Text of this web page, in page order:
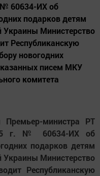
60634-ИХ об
подарков детям
Украины Министерство
Республиканскую
новогодних
писем МКУ
комитета
Премьер-министра РТ
г. № 60634-ИХ об
подарков детям
Украины Министерство
Республиканскую